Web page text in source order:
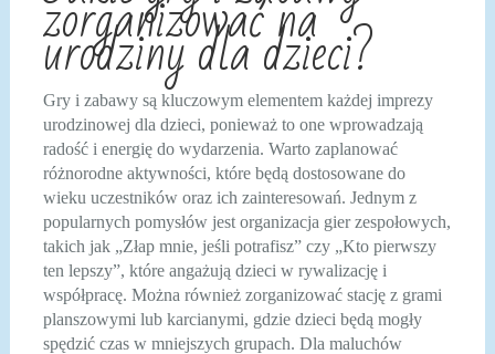
zorganizować na
urodziny dla dzieci?
Gry i zabawy są kluczowym elementem każdej imprezy
urodzinowej dla dzieci, ponieważ to one wprowadzają
radość i energię do wydarzenia. Warto zaplanować
różnorodne aktywności, które będą dostosowane do
wieku uczestników oraz ich zainteresowań. Jednym z
popularnych pomysłów jest organizacja gier zespołowych,
takich jak „Złap mnie, jeśli potrafisz” czy „Kto pierwszy
ten lepszy”, które angażują dzieci w rywalizację i
współpracę. Można również zorganizować stację z grami
planszowymi lub karcianymi, gdzie dzieci będą mogły
spędzić czas w mniejszych grupach. Dla maluchów